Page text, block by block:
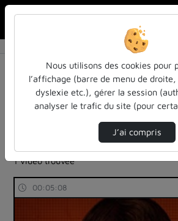
Résultats de la
Filtres actifs (cliquer pour en retirer) :
la-philo-en-petits-morceaux
questions-cles-de-philosophie-des-
la-philo-en-petits-morceaux
1 vidéo trouvée
00:05:08
Nous utilisons des cookies pour
l’affichage (barre de menu de
dyslexie etc.), gérer la session
analyser le trafic du site (pour
J’ai compris